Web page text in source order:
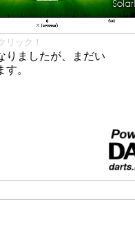
リック！
りましたが、まだい
。